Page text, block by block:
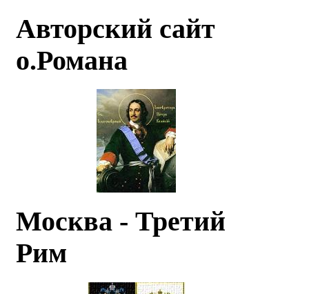
Авторский сайт
о.Романа
Москва - Третий
Рим